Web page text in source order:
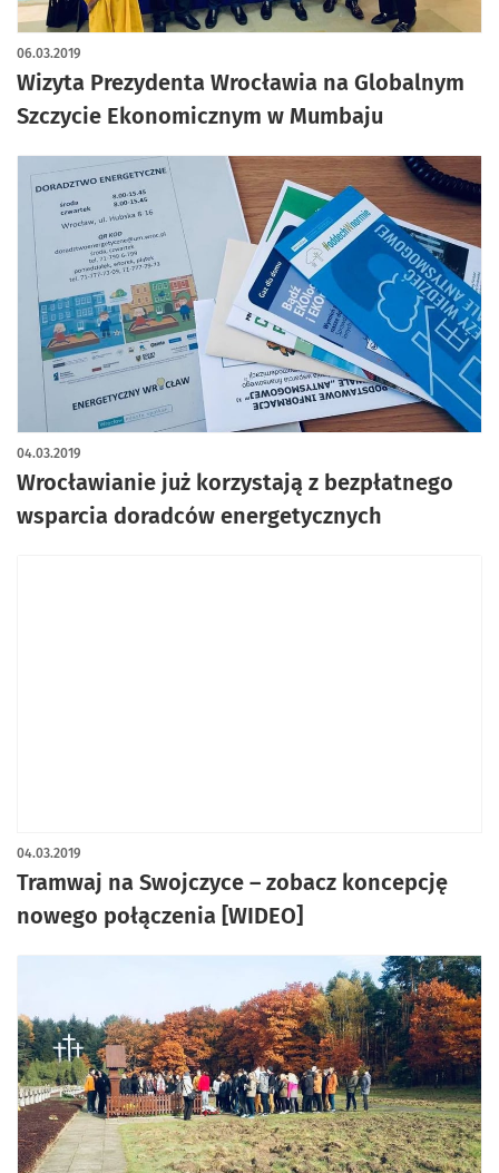
Wizyta Prezydenta Wrocławia na Globalnym
Szczycie Ekonomicznym w Mumbaju
06.03.2019
Wrocławianie już korzystają z bezpłatnego
wsparcia doradców energetycznych
04.03.2019
Tramwaj na Swojczyce – zobacz koncepcję
nowego połączenia [WIDEO]
04.03.2019